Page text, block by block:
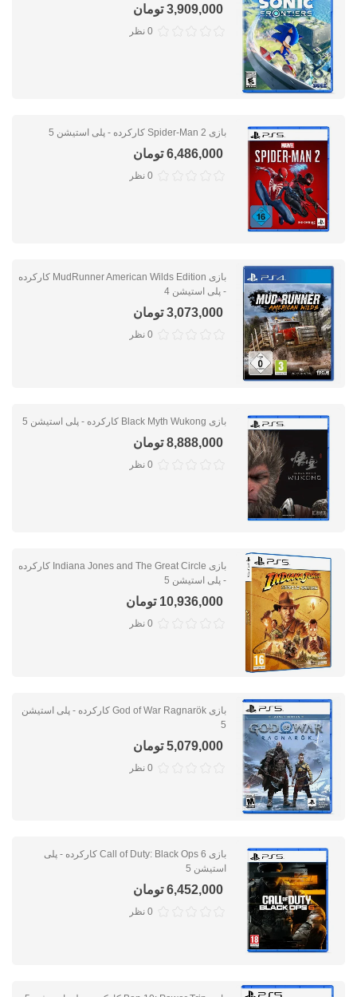
3,909,000 تومان
0 نظر
بازی Spider-Man 2 کارکرده - پلی استیشن 5
6,486,000 تومان
0 نظر
بازی MudRunner American Wilds Edition کارکرده
- پلی استیشن 4
3,073,000 تومان
0 نظر
بازی Black Myth Wukong کارکرده - پلی استیشن 5
8,888,000 تومان
0 نظر
بازی Indiana Jones and The Great Circle کارکرده
- پلی استیشن 5
10,936,000 تومان
0 نظر
بازی God of War Ragnarök کارکرده - پلی استیشن
5
5,079,000 تومان
0 نظر
بازی Call of Duty: Black Ops 6 کارکرده - پلی
استیشن 5
6,452,000 تومان
0 نظر